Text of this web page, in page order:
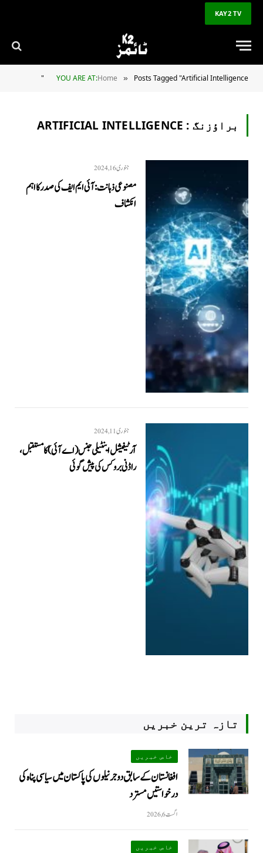
KAY2 TV
YOU ARE AT:Home » Posts Tagged "Artificial Intelligence"
براؤزنگ : ARTIFICIAL INTELLIGENCE
جنوری 16, 2024
مصنوعی ذہانت: آئی ایم ایف کی صدر کا اہم
انکشاف
جنوری 11, 2024
آرٹیفیشل اینٹیلی جنس (اے آئی) کا مستقبل،
راڈنی بروکس کی پیش گوئی
تازہ ترین خبریں
خاص خبریں
افغانستان کے سابق دو جرنیلوں کی پاکستان میں سیاسی پناہ کی
درخواستیں مسترد
اگست 6, 2026
خاص خبریں